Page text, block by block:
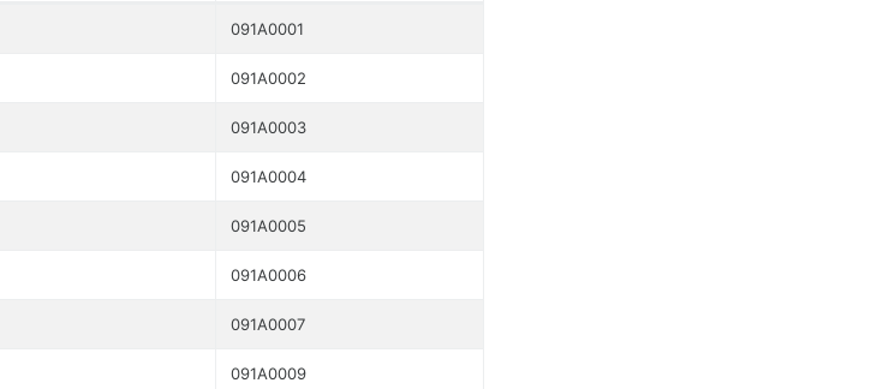
091A0001
091A0002
091A0003
091A0004
091A0005
091A0006
091A0007
091A0009